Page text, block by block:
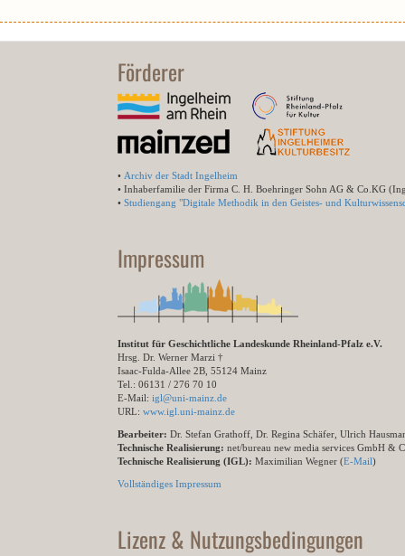
Förderer
• Archiv der Stadt Ingelheim
• Inhaberfamilie der Firma C. H. Boehringer Sohn AG & Co.KG
• Studiengang "Digitale Methodik in den Geistes- und
Impressum
Institut für Geschichtliche Landeskunde Rheinland-Pfalz e.V.
Hrsg. Dr. Werner Marzi †
Isaac-Fulda-Allee 2B, 55124 Mainz
Tel.: 06131 / 276 70 10
E-Mail: igl@uni-mainz.de
URL: www.igl.uni-mainz.de
Bearbeiter: Dr. Stefan Grathoff, Dr. Regina Schäfer, Ulrich
Technische Realisierung: net/bureau new media services GmbH &
Technische Realisierung (IGL): Maximilian Wegner (E-Mail)
Vollständiges Impressum
Lizenz & Nutzungsbedingungen